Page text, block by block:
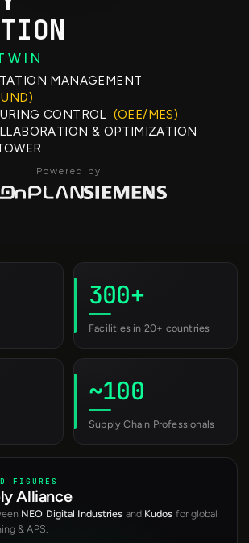
MANAGEMENT
CONTROL (OEE/MES)
& OPTIMIZATION
Powered by